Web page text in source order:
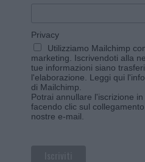
Privacy
Utilizziamo Mailchimp
marketing. Iscrivendoti alla
tue informazioni siano
l'elaborazione. Leggi qui
di Mailchimp
Potrai annullare l'iscrizione
facendo clic sul
nostre e-mail.